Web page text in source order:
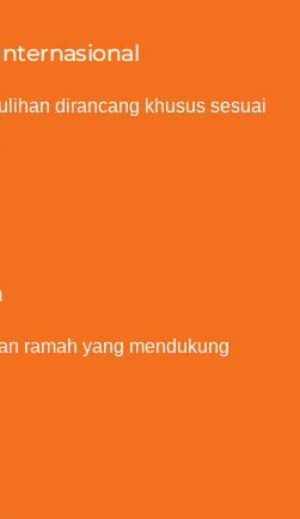
dirancang khusus sesuai
ramah yang mendukung